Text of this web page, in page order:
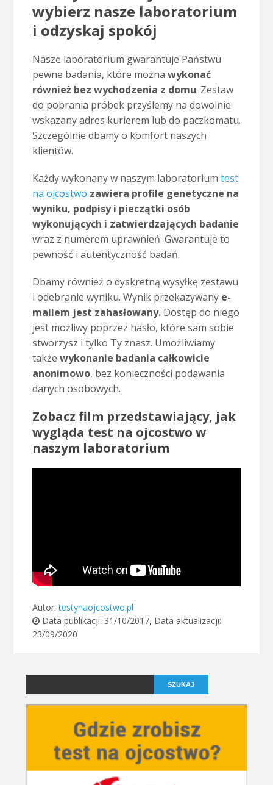
wybierz nasze laboratorium
i odzyskaj spokój
Nasze laboratorium gwarantuje Państwu
pewne badania, które można wykonać
również bez wychodzenia z domu. Zestaw
do pobrania próbek przyślemy na dowolnie
wskazany adres kurierem lub do paczkomatu.
Szczególnie dbamy o komfort naszych
klientów.
Każdy wykonany w naszym laboratorium test
na ojcostwo zawiera profile genetyczne na
wyniku, podpisy i pieczątki osób
wykonujących i zatwierdzających badanie
wraz z numerem uprawnień. Gwarantuje to
pewność i autentyczność badań.
Dbamy również o dyskretną wysyłkę zestawu
i odebranie wyniku. Wynik przekazywany e-
mailem jest zahasłowany. Dostęp do niego
jest możliwy poprzez hasło, które sam sobie
stworzysz i tylko Ty znasz. Umożliwiamy
także wykonanie badania całkowicie
anonimowo, bez konieczności podawania
danych osobowych.
Zobacz film przedstawiający, jak
wygląda test na ojcostwo w
naszym laboratorium
Autor:testynaojcostwo.pl
Data publikacji: 31/10/2017, Data aktualizacji:
23/09/2020